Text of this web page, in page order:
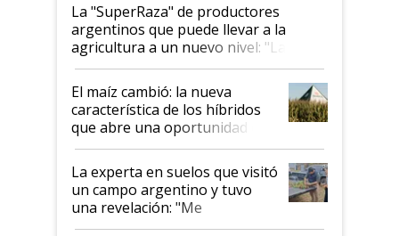
La "SuperRaza" de productores
argentinos que puede llevar a la
agricultura a un nuevo nivel: "Las
posibilidades de crecimiento son
infinitas"
El maíz cambió: la nueva
característica de los híbridos
que abre una oportunidad en
el lote
La experta en suelos que visitó
un campo argentino y tuvo
una revelación: "Me
impresionó mucho"